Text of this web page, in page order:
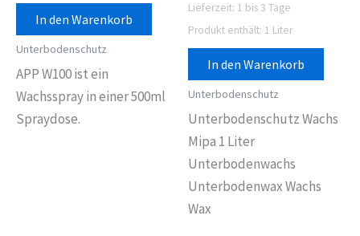
In den Warenkorb
Unterbodenschutz
APP W100 ist ein
Wachsspray in einer 500ml
Spraydose.
Lieferzeit: 1 bis 3 Tage
Produkt enthält: 1 Liter
In den Warenkorb
Unterbodenschutz
Unterbodenschutz Wachs
Mipa 1 Liter
Unterbodenwachs
Unterbodenwax Wachs
Wax